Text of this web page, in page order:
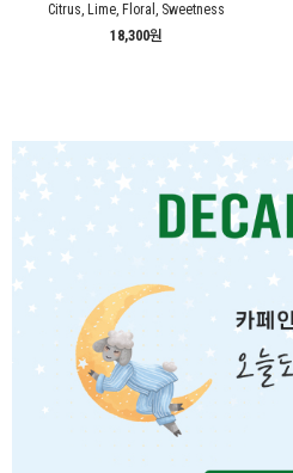
Citrus, Lime, Floral, Sweetness
18,300원